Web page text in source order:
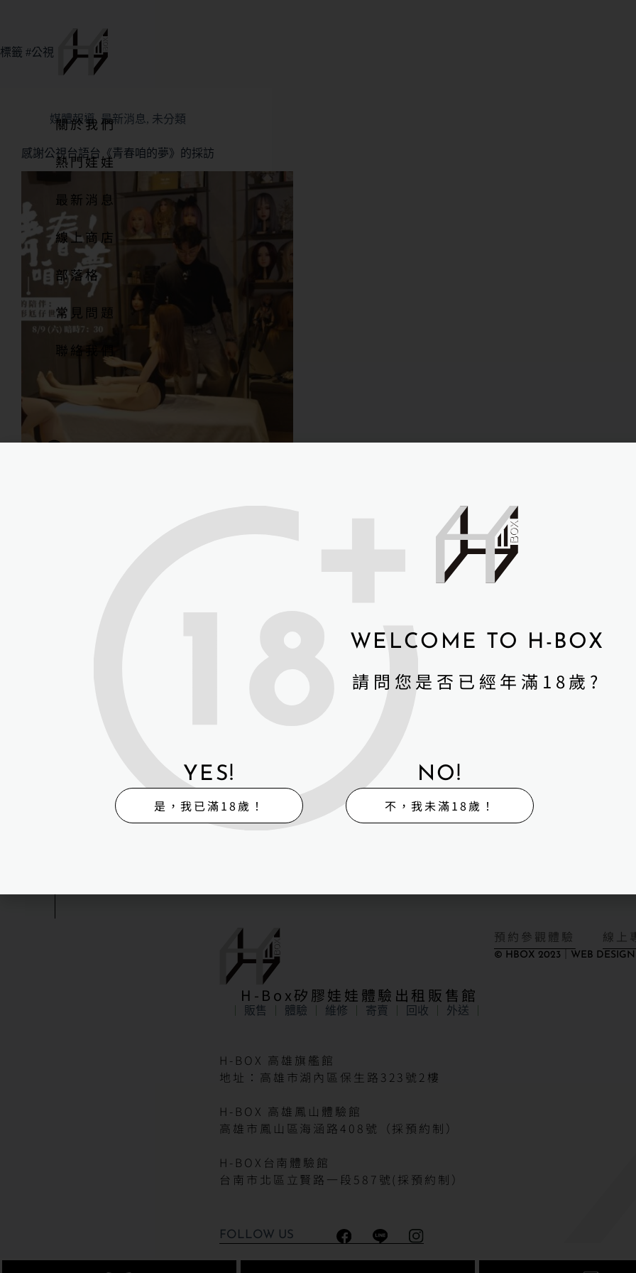
關於我們
熱門娃娃
最新消息
線上商店
部落格
常見問題
聯絡我們
標籤 #公視
媒體報導, 最新消息, 未分類
感謝公視台語台《青春咱的夢》的採訪
H-Box矽膠娃娃體驗出租販售館
販
售
驗
修
賣
收
送
H-BOX 高雄旗艦館
地址：高雄市湖內區保生路323號2樓
H-BOX 高雄鳳山體驗館
高雄市鳳山區海涵路408號（採預約制）
H-BOX台南體驗館
台南市北區立賢路一段587號(採預約制）
H-Box矽膠娃娃體驗出租販售館
販售 體驗 維修 寄賣 回收 外送
H-BOX 高雄旗艦館
地址：高雄市湖內區保生路323號2樓
H-BOX 高雄鳳山體驗館
高雄市鳳山區海涵路408號（採預約制）
H-BOX台南體驗館
台南市北區立賢路一段587號(採預約制）
FOLLOW US
預約參觀體驗 線上
© HBOX 2023｜WEB DESIGN
WELCOME TO H-BOX
請問您是否已經年滿18歲?
YES!
是，我已滿18歲！
NO!
不，我未滿18歲！